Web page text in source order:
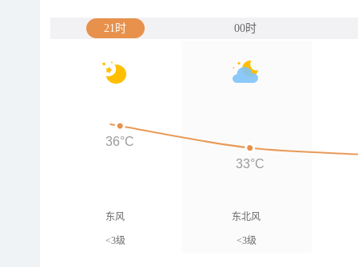
21时 00时
东风
<3级
东北风
<3级
36°C
33°C